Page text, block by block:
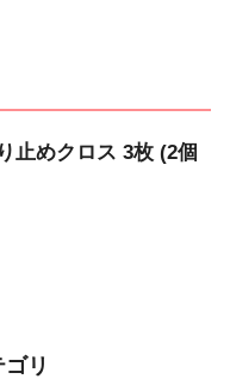
止めクロス 3枚 (2個
リ